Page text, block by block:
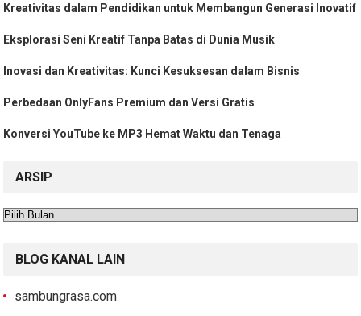
Kreativitas dalam Pendidikan untuk Membangun Generasi Inovatif
Eksplorasi Seni Kreatif Tanpa Batas di Dunia Musik
Inovasi dan Kreativitas: Kunci Kesuksesan dalam Bisnis
Perbedaan OnlyFans Premium dan Versi Gratis
Konversi YouTube ke MP3 Hemat Waktu dan Tenaga
ARSIP
Arsip
BLOG KANAL LAIN
sambungrasa.com